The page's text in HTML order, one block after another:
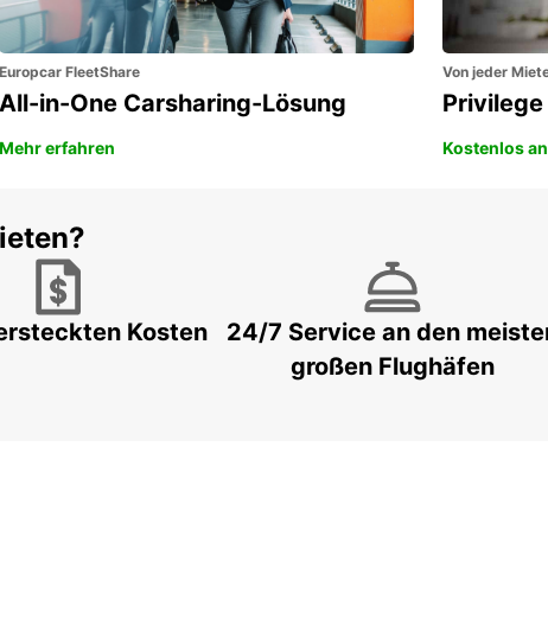
Europcar FleetShare
All-in-One Carsharing-Lösung
Mehr erfahren
Von jeder
Privilege
Kostenlos
Kosten
24/7 Service an den
großen Flughäfen